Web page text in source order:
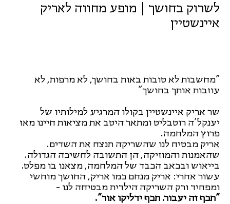
לשרוק בחושך | מופע מחווה לאריק
איינשטיין
"מחשבות לא טובות באות בחושך, לא מרפות, לא
עוזבות אותך בחושך"
שר אריק איינשטיין בקולו המרגיע למילותיו של
יענקל'ה רוטבליט ומתאר היטב את מציאות חיינו מאז
פרוץ המלחמה.
אריק מבטיח לנו שהשריקה תנצח את השדים.
שהאמנות והמוזיקה, הן התשובה לחשיכה הגדולה.
בייאוש ובכאב הכבד של המלחמה, מצאנו בו מפלט.
עשור אחרי: אריק מנחם כמו אריק, החושך מוחשי
ומפחיד ורק השריקה הילדית מבטיחה לנו -
"תכף זה יעבור. תכף ידליקו אור".